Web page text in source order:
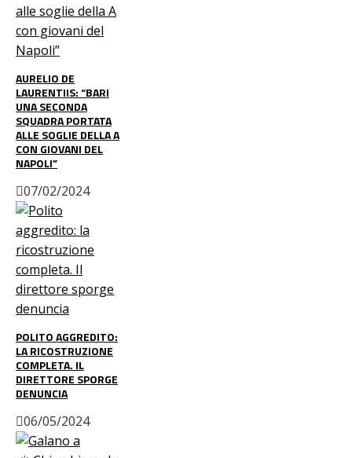
AURELIO DE
LAURENTIIS: “BARI
UNA SECONDA
SQUADRA PORTATA
ALLE SOGLIE DELLA A
CON GIOVANI DEL
NAPOLI”
07/02/2024
POLITO AGGREDITO:
LA RICOSTRUZIONE
COMPLETA. IL
DIRETTORE SPORGE
DENUNCIA
06/05/2024